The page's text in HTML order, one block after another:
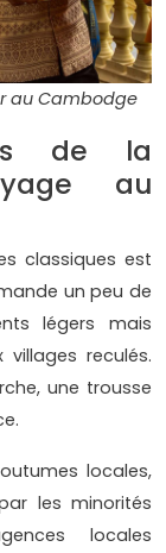
au Cambodge
de la
au
classiques est
un peu de
légers mais
reculés.
une trousse
locales,
les minorités
locales